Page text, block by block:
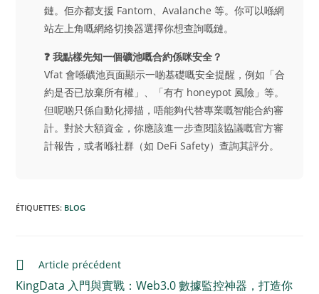
鏈。佢亦都支援 Fantom、Avalanche 等。你可以喺網
站左上角嘅網絡切換器選擇你想查詢嘅鏈。
❓ 我點樣先知一個礦池嘅合約係咪安全？
Vfat 會喺礦池頁面顯示一啲基礎嘅安全提醒，例如「合
約是否已放棄所有權」、「有冇 honeypot 風險」等。
但呢啲只係自動化掃描，唔能夠代替專業嘅智能合約審
計。對於大額資金，你應該進一步查閱該協議嘅官方審
計報告，或者喺社群（如 DeFi Safety）查詢其評分。
ÉTIQUETTES: BLOG
Article précédent
KingData 入門與實戰：Web3.0 數據監控神器，打造你